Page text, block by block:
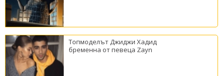
Топмоделът Джиджи Хадид
бременна от певеца Zayn